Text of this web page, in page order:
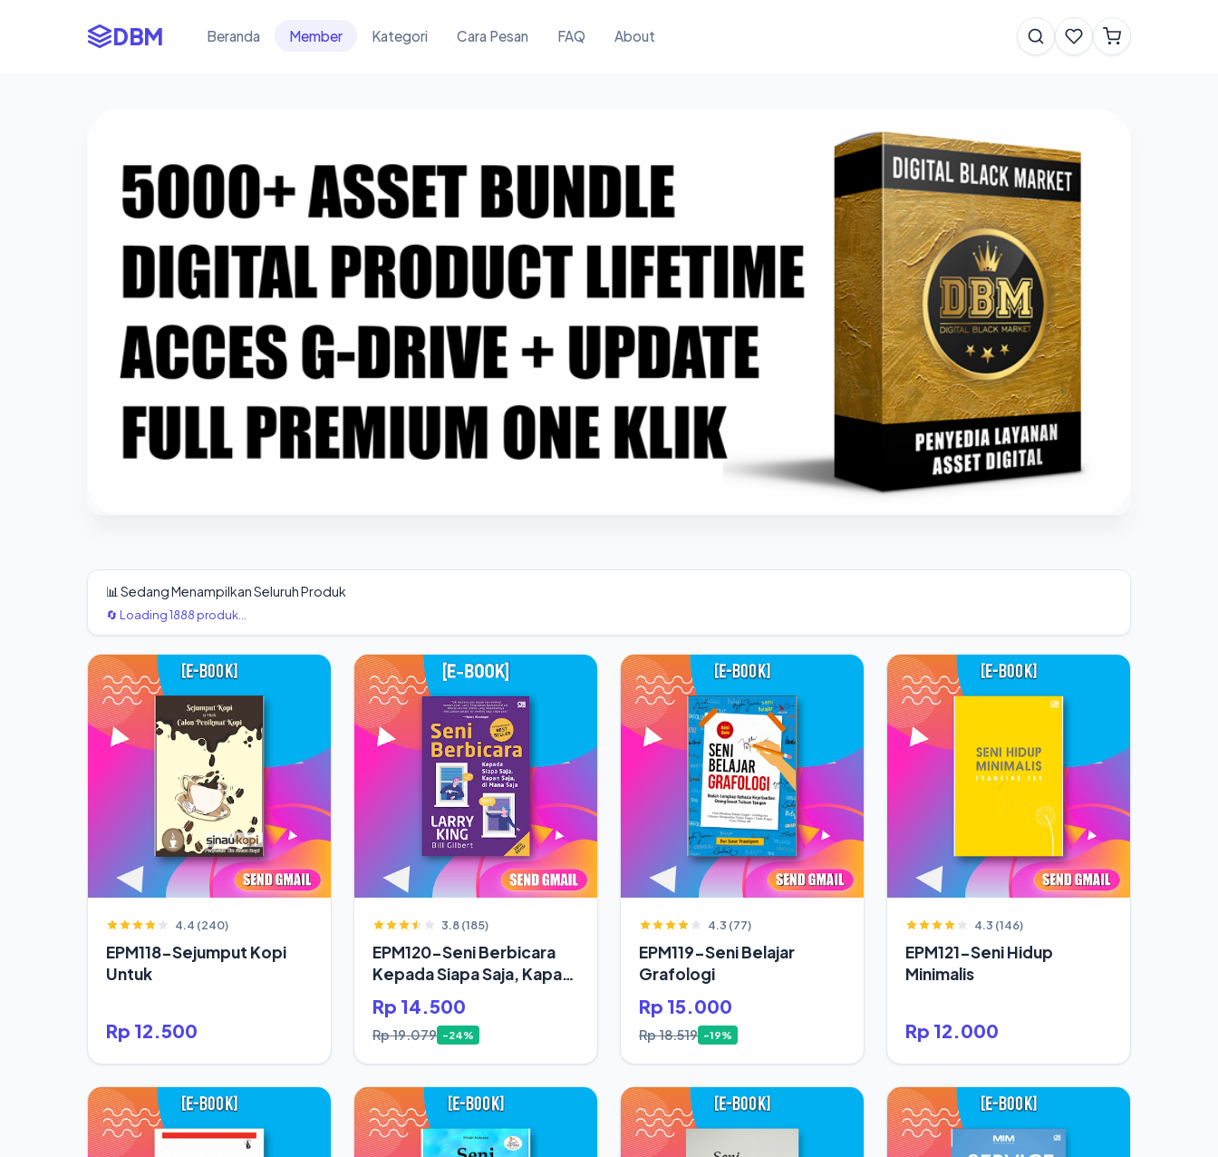
DBM Beranda Member Kategori Cara Pesan FAQ About
📊 Sedang Menampilkan Seluruh Produk
🔄 Loading 1888 produk...
4.4 (240)
EPM118-Sejumput Kopi
Untuk
Rp 12.500
3.8 (185)
EPM120-Seni Berbicara
Kepada Siapa Saja, Kapan
Saja
Rp 14.500
Rp 19.079 -24%
4.3 (77)
EPM119-Seni Belajar
Grafologi
Rp 15.000
Rp 18.519 -19%
4.3 (146)
EPM121-Seni Hidup
Minimalis
Rp 12.000